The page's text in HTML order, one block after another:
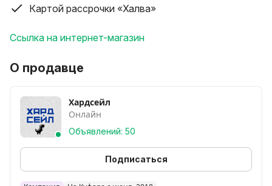
Картой рассрочки «Халва»
Ссылка на интернет-магазин
О продавце
Хардсейл
Онлайн
Объявлений: 50
Подписаться